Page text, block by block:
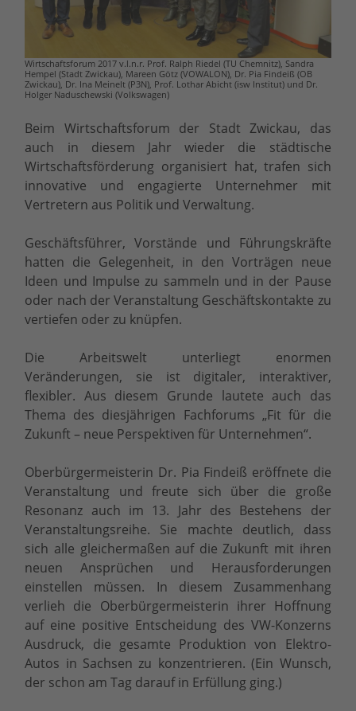
Wirtschaftsforum 2017 v.l.n.r. Prof. Ralph Riedel (TU Chemnitz), Sandra
Hempel (Stadt Zwickau), Mareen Götz (VOWALON), Dr. Pia Findeiß (OB
Zwickau), Dr. Ina Meinelt (P3N), Prof. Lothar Abicht (isw Institut) und Dr.
Holger Naduschewski (Volkswagen)
Beim Wirtschaftsforum der Stadt Zwickau, das
auch in diesem Jahr wieder die städtische
Wirtschaftsförderung organisiert hat, trafen sich
innovative und engagierte Unternehmer mit
Vertretern aus Politik und Verwaltung.
Geschäftsführer, Vorstände und Führungskräfte
hatten die Gelegenheit, in den Vorträgen neue
Ideen und Impulse zu sammeln und in der Pause
oder nach der Veranstaltung Geschäftskontakte zu
vertiefen oder zu knüpfen.
Die Arbeitswelt unterliegt enormen
Veränderungen, sie ist digitaler, interaktiver,
flexibler. Aus diesem Grunde lautete auch das
Thema des diesjährigen Fachforums „Fit für die
Zukunft – neue Perspektiven für Unternehmen“.
Oberbürgermeisterin Dr. Pia Findeiß eröffnete die
Veranstaltung und freute sich über die große
Resonanz auch im 13. Jahr des Bestehens der
Veranstaltungsreihe. Sie machte deutlich, dass
sich alle gleichermaßen auf die Zukunft mit ihren
neuen Ansprüchen und Herausforderungen
einstellen müssen. In diesem Zusammenhang
verlieh die Oberbürgermeisterin ihrer Hoffnung
auf eine positive Entscheidung des VW-Konzerns
Ausdruck, die gesamte Produktion von Elektro-
Autos in Sachsen zu konzentrieren. (Ein Wunsch,
der schon am Tag darauf in Erfüllung ging.)